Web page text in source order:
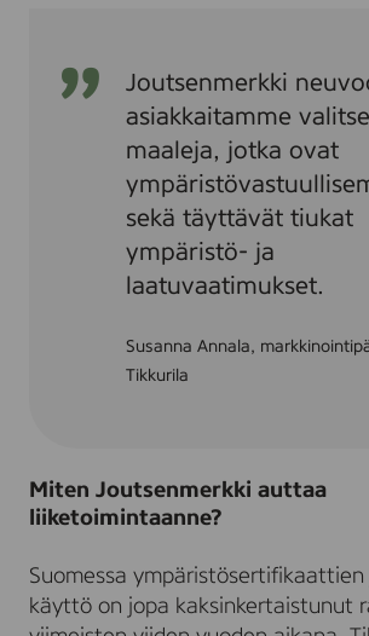
Joutsenmerkki
asiakkaitamme
maaleja, jotka ovat
sekä täyttävät tiukat
ympäristö- ja
laatuvaatimukset.
Susanna Annala,
Tikkurila
Miten Joutsenmerkki auttaa
liiketoimintaanne?
Suomessa
käyttö on jopa kaksinkertaistunut